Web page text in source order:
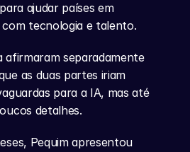
ajudar países em
tecnologia e talento.
afirmaram separadamente
as duas partes iriam
para a IA, mas até
detalhes.
Pequim apresentou